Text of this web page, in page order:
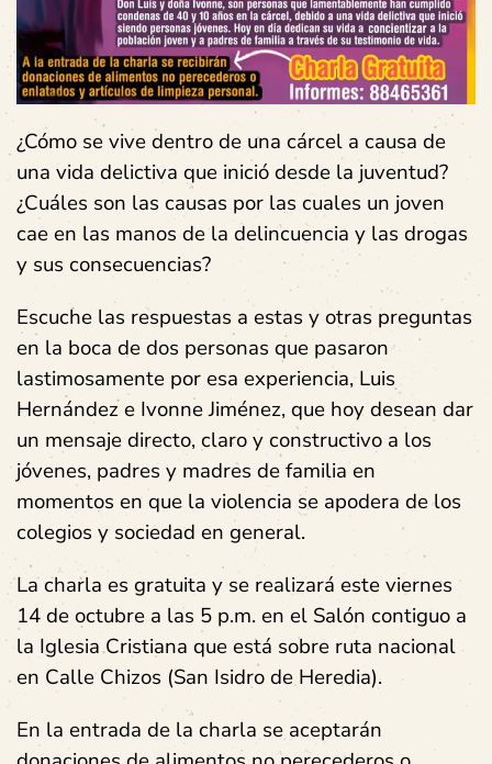
¿Cómo se vive dentro de una cárcel a causa de
una vida delictiva que inició desde la juventud?
¿Cuáles son las causas por las cuales un joven
cae en las manos de la delincuencia y las drogas
y sus consecuencias?
Escuche las respuestas a estas y otras preguntas
en la boca de dos personas que pasaron
lastimosamente por esa experiencia, Luis
Hernández e Ivonne Jiménez, que hoy desean dar
un mensaje directo, claro y constructivo a los
jóvenes, padres y madres de familia en
momentos en que la violencia se apodera de los
colegios y sociedad en general.
La charla es gratuita y se realizará este viernes
14 de octubre a las 5 p.m. en el Salón contiguo a
la Iglesia Cristiana que está sobre ruta nacional
en Calle Chizos (San Isidro de Heredia).
En la entrada de la charla se aceptarán